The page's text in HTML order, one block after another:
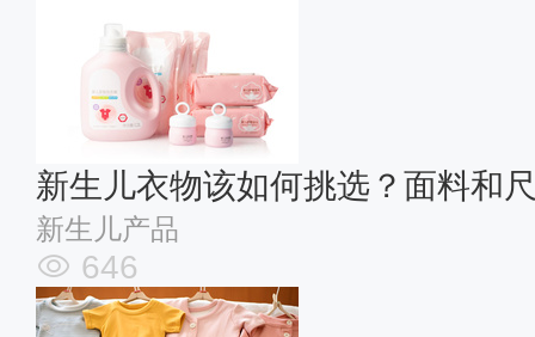
新生儿衣物该如何挑选？面料和
新生儿产品
646